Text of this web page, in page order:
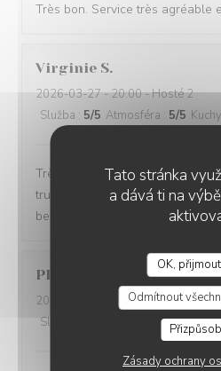
Tato stránka
a dává ti na
OK,
Odmítnout
Zásady ochrany
Très bon. Service très agréable
Virginie S
2026-03-27- 20:00 - Hosté 2
Služba : 5/5 Atmosféra : 5/5
Très bon restaurant j aime La
truffe sont excellent je
beau et l équipe est super
PLACKTOR
2026-03-21
- 20:00 - Hosté 2
Služba
:5/5